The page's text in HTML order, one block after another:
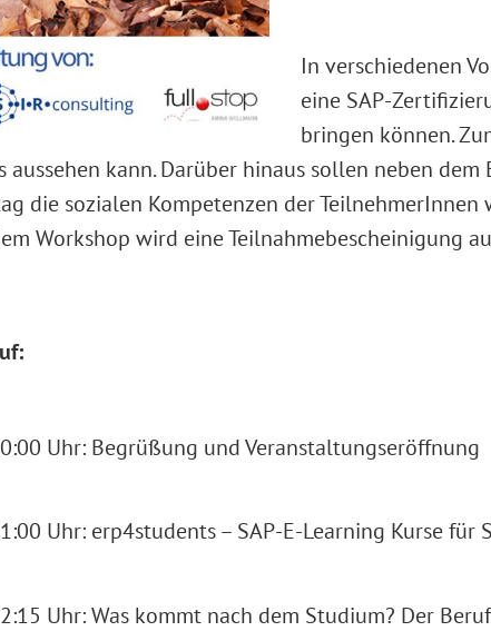
In verschiedenen
eine SAP-
bringen können.
aussehen kann. Darüber hinaus sollen neben
die sozialen Kompetenzen der
Workshop wird eine Teilnahmebescheinigung
Uhr: Begrüßung und Veranstaltungseröffnung
Uhr: erp4students – SAP-E-Learning Kurse
Uhr: Was kommt nach dem Studium? Der